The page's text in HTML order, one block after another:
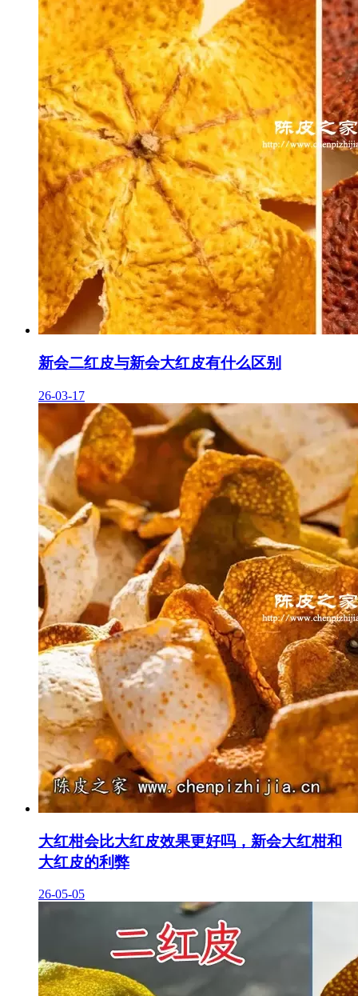
新会二红皮与新会大红皮有什么区别
26-03-17
大红柑会比大红皮效果更好吗，新会大红柑和
大红皮的利弊
26-05-05